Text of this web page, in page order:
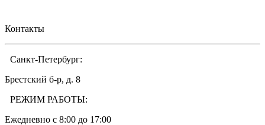
Контакты
Санкт-Петербург:
Брестский б-р, д. 8
РЕЖИМ РАБОТЫ:
Ежедневно c 8:00 до 17:00